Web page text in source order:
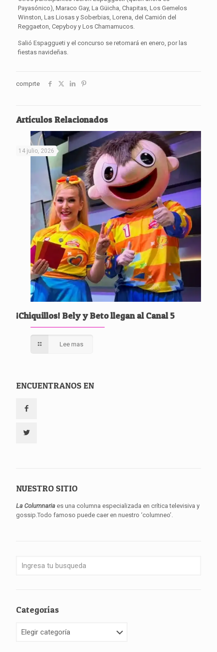
Payasónico), Maraco Gay, La Güicha, Chapitas, Los Gemelos
Winston, Las Liosas y Soberbias, Lorena, del Camión del
Reggaeton, Cepyboy y Los Chamamucos.
Salió Espaggueti y el concurso se retomará en enero, por las
fiestas navideñas.
comprte
Artículos Relacionados
14 julio, 2026
¡Chiquillos! Bely y Beto llegan al Canal 5
Lee mas
ENCUENTRANOS EN
NUESTRO SITIO
La Columnaria es una columna especializada en crítica televisiva y
gossip.Todo famoso puede caer en nuestro ‘columneo’.
Categorías